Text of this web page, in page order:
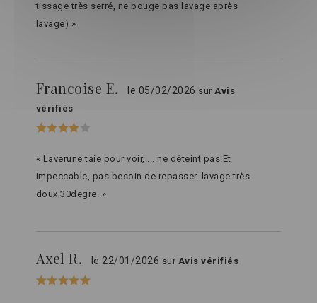
tissage très serré, ne bouge pas lavage après
lavage) »
Francoise E. le 05/02/2026 surAvis
vérifiés
« Laverune taie pour voir,.....ne déteint pas.Et
impeccable, pas besoin de repasser..lavage très
doux,30degre. »
Axel R. le 22/01/2026 sur Avis vérifiés